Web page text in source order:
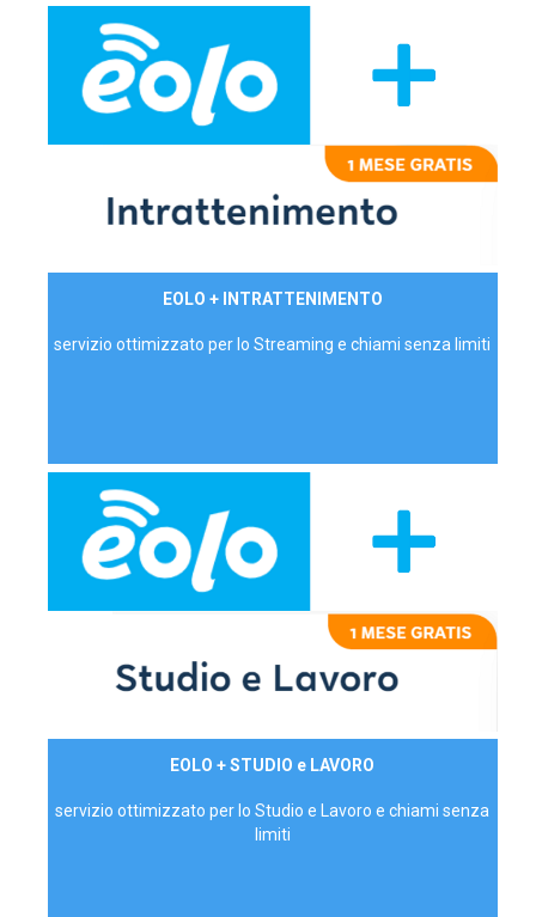
EOLO + INTRATTENIMENTO
servizio ottimizzato per lo Streaming e chiami senza limiti
EOLO + STUDIO e LAVORO
servizio ottimizzato per lo Studio e Lavoro e chiami senza
limiti